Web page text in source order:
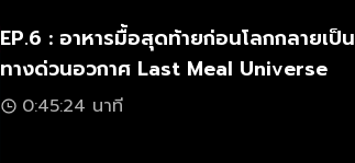
EP.6 : อาหารมื้อสุดท้ายก่อนโลกกลายเป็น
ทางด่วนอวกาศ Last Meal Universe
0:45:24 นาที